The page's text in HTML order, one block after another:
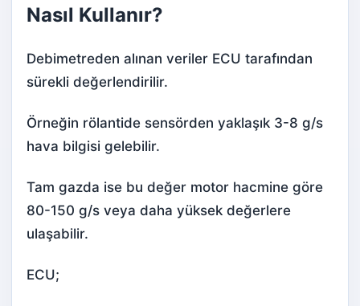
Nasıl Kullanır?
Debimetreden alınan veriler ECU tarafından
sürekli değerlendirilir.
Örneğin rölantide sensörden yaklaşık 3-8 g/s
hava bilgisi gelebilir.
Tam gazda ise bu değer motor hacmine göre
80-150 g/s veya daha yüksek değerlere
ulaşabilir.
ECU;